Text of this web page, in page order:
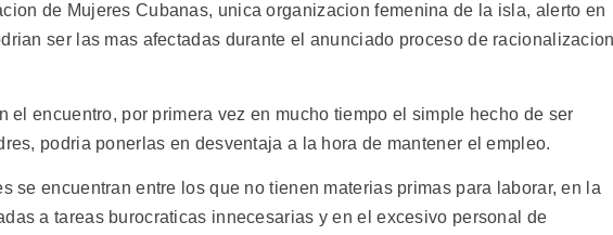
de Mujeres Cubanas, unica organizacion femenina de la isla, alerto en
ser las mas afectadas durante el anunciado proceso de racionalizacion
el encuentro, por primera vez en mucho tiempo el simple hecho de ser
podria ponerlas en desventaja a la hora de mantener el empleo.
se encuentran entre los que no tienen materias primas para laborar, en la
a tareas burocraticas innecesarias y en el excesivo personal de